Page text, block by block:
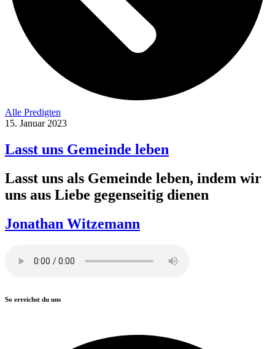
Alle Predigten
15. Januar 2023
Lasst uns Gemeinde leben
Lasst uns als Gemeinde leben, indem wir
uns aus Liebe gegenseitig dienen
Jonathan Witzemann
So erreichst du uns